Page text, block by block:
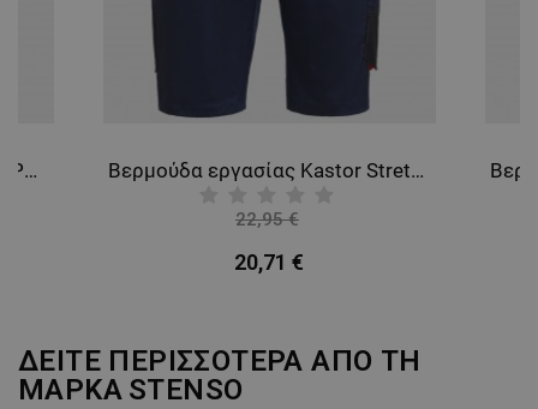
Παντελόνι εργασίας DIADORA POLY STRETCH SMART 2.0 BLACK Βερμούδα εργασίας Kastor Stretch DARK BLUE/RED
22,95 €
20,71 €
ΔΕΙΤΕ ΠΕΡΙΣΣΟΤΕΡΑ ΑΠΟ ΤΗ
ΜΑΡΚΑ STENSO